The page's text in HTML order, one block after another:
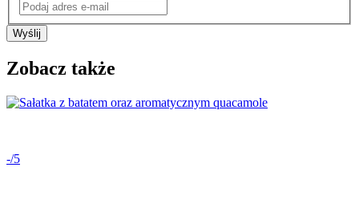
Wyślij
Zobacz także
-/5